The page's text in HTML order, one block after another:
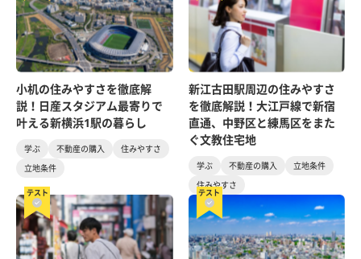
小机の住みやすさを徹底解
説！日産スタジアム最寄りで
叶える新横浜1駅の暮らし
学ぶ 不動産の購入
住みやすさ
立地条件
新江古田駅周辺の住みやすさ
を徹底解説！大江戸線で新宿
直通、中野区と練馬区をまた
ぐ文教住宅地
学ぶ 不動産の購入
立地条件
住みやすさ
テスト テスト